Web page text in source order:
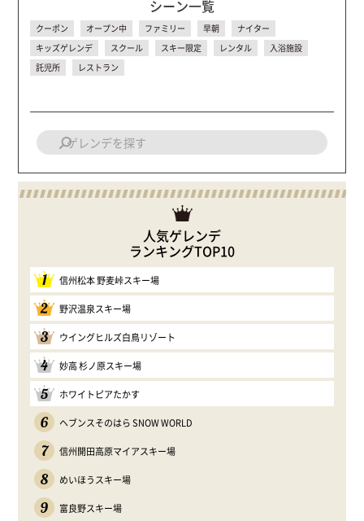
シーン一覧
クーポン オープン中 ファミリー 早朝
ナイター
キッズゲレンデ
スクール スキー限定 レンタル
入浴施設
託児所
レストラン
人気ゲレンデ
ランキングTOP10
1 信州松本 野麦峠スキー場
2 野沢温泉スキー場
3 ウイングヒルズ白鳥リゾート
4 妙高 杉ノ原スキー場
5 ホワイトピアたかす
6 ヘブンスそのはら SNOW WORLD
7 信州開田高原マイアスキー場
8 めいほうスキー場
9 富良野スキー場